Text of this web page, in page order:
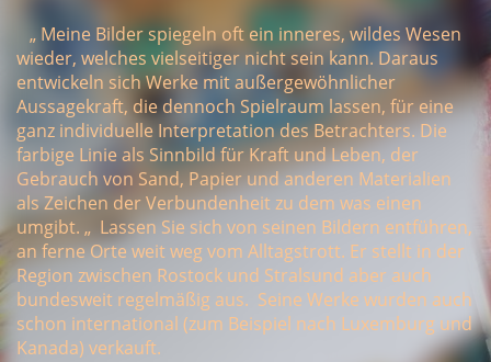
„ Meine Bilder spiegeln oft ein inneres, wildes Wesen
wieder, welches vielseitiger nicht sein kann. Daraus
entwickeln sich Werke mit außergewöhnlicher
Aussagekraft, die dennoch Spielraum lassen, für eine
ganz individuelle Interpretation des Betrachters. Die
farbige Linie als Sinnbild für Kraft und Leben, der
Gebrauch von Sand, Papier und anderen Materialien
als Zeichen der Verbundenheit zu dem was einen
umgibt. „ Lassen Sie sich von seinen Bildern entführen,
an ferne Orte weit weg vom Alltagstrott. Er stellt in der
Region zwischen Rostock und Stralsund aber auch
bundesweit regelmäßig aus. Seine Werke wurden auch
schon international (zum Beispiel nach Luxemburg und
Kanada) verkauft.